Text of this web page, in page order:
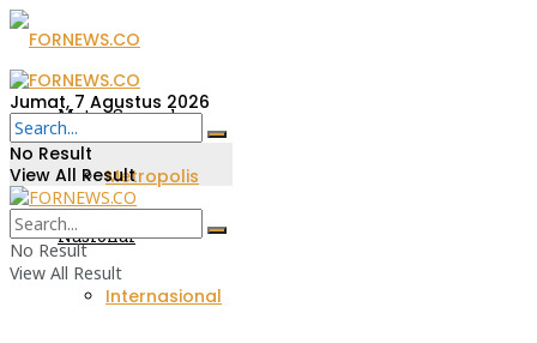
Metro Sumsel
Metropolis
Nasional
Internasional
Jumat, 7 Agustus 2026
No Result
View All Result
No Result
View All Result